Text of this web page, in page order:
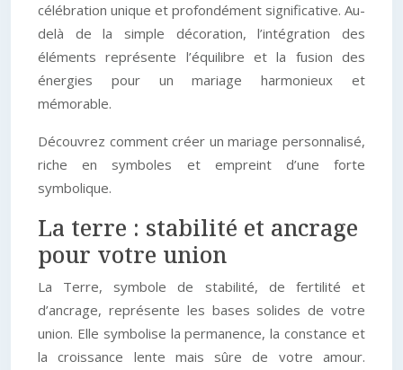
célébration unique et profondément significative. Au-
delà de la simple décoration, l’intégration des
éléments représente l’équilibre et la fusion des
énergies pour un mariage harmonieux et
mémorable.
Découvrez comment créer un mariage personnalisé,
riche en symboles et empreint d’une forte
symbolique.
La terre : stabilité et ancrage
pour votre union
La Terre, symbole de stabilité, de fertilité et
d’ancrage, représente les bases solides de votre
union. Elle symbolise la permanence, la constance et
la croissance lente mais sûre de votre amour.